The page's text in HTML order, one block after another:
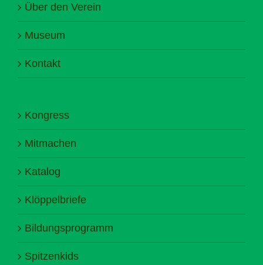
Über den Verein
Museum
Kontakt
Kongress
Mitmachen
Katalog
Klöppelbriefe
Bildungsprogramm
Spitzenkids